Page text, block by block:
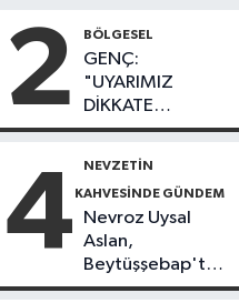
2 BÖLGESEL
GENÇ:
"UYARIMIZ
DİKKATE
ALINMADI,
İHMALİ KAZAYLA
SONUÇLANDI
4 NEVZETİN
KAHVESİNDE GÜNDEM
Nevroz Uysal
Aslan,
Beytüşşebap'taki
Sağlık Sorunlarını